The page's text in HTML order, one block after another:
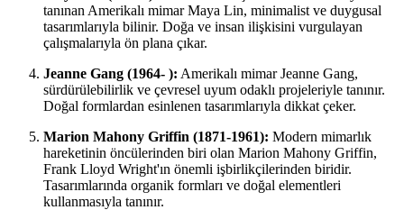
tanınan Amerikalı mimar Maya Lin, minimalist ve duygusal
tasarımlarıyla bilinir. Doğa ve insan ilişkisini vurgulayan
çalışmalarıyla ön plana çıkar.
Jeanne Gang (1964- ): Amerikalı mimar Jeanne Gang,
sürdürülebilirlik ve çevresel uyum odaklı projeleriyle tanınır.
Doğal formlardan esinlenen tasarımlarıyla dikkat çeker.
Marion Mahony Griffin (1871-1961): Modern mimarlık
hareketinin öncülerinden biri olan Marion Mahony Griffin,
Frank Lloyd Wright'ın önemli işbirlikçilerinden biridir.
Tasarımlarında organik formları ve doğal elementleri
kullanmasıyla tanınır.